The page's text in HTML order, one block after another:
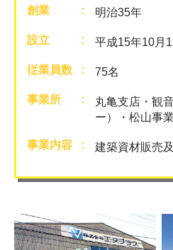
創業 明治35年
設立 平成15年10月1
従業員数 75名
事業所
丸亀支店・観
ー）・松山事
事業内容 建築資材販売